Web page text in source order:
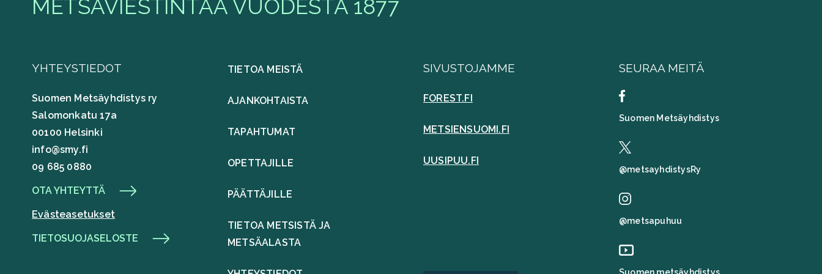
METSÄVIESTINTÄÄ VUODESTA 1877
YHTEYSTIEDOT
Suomen Metsäyhdistys ry
Salomonkatu 17a
00100 Helsinki
info@smy.fi
09 685 0880
OTA YHTEYTTÄ
Evästeasetukset
TIETOSUOJASELOSTE
TIETOA MEISTÄ
AJANKOHTAISTA
TAPAHTUMAT
OPETTAJILLE
PÄÄTTÄJILLE
TIETOA METSISTÄ JA
METSÄALASTA
SIVUSTOJAMME
FOREST.FI
METSIENSUOMI.FI
UUSIPUU.FI
SEURAA MEITÄ
Suomen Metsäyhdistys
@metsayhdistysRy
@metsapuhuu